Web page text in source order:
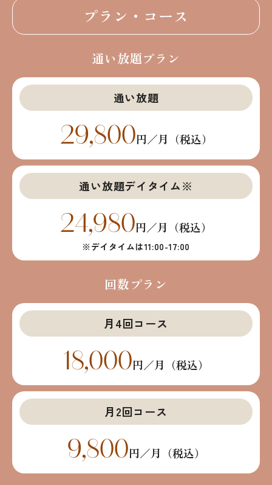
プラン・コース
通い放題プラン
通い放題
29,800円／月（税込）
通い放題デイタイム※
24,980円／月（税込）
※デイタイムは11:00-17:00
回数プラン
月4回コース
18,000円／月（税込）
月2回コース
9,800円／月（税込）